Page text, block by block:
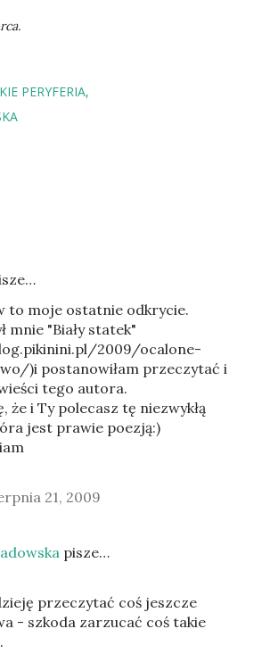
PERYFERIA
to moje ostatnie odkrycie.
mnie "Biały statek"
2009/ocalone-
)i postanowiłam przeczytać i
tego autora.
że i Ty polecasz tę niezwykłą
jest prawie poezją:)
21, 2009
pisze…
przeczytać coś jeszcze
- szkoda zarzucać coś takie